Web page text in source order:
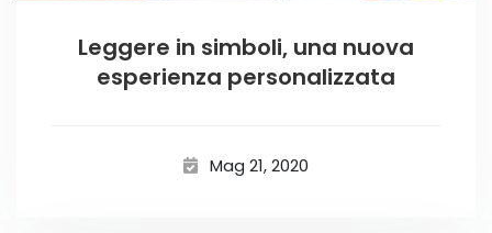
Leggere in simboli, una nuova
esperienza personalizzata
Mag 21, 2020